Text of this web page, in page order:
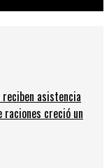
reciben asistencia
creció un